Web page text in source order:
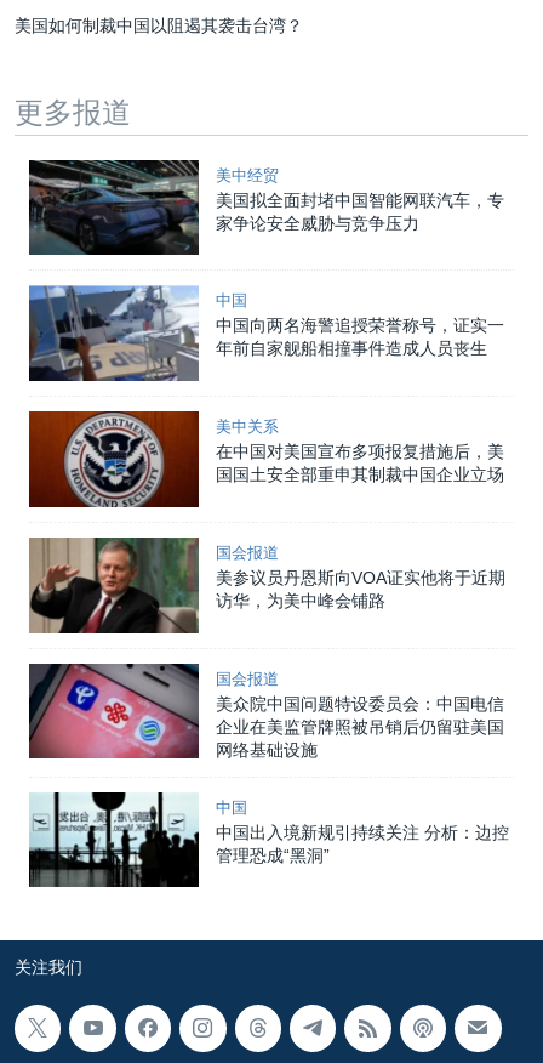
美国如何制裁中国以阻遏其袭击台湾？
更多报道
美中经贸
美国拟全面封堵中国智能网联汽车，专
家争论安全威胁与竞争压力
中国
中国向两名海警追授荣誉称号，证实一
年前自家舰船相撞事件造成人员丧生
美中关系
在中国对美国宣布多项报复措施后，美
国国土安全部重申其制裁中国企业立场
国会报道
美参议员丹恩斯向VOA证实他将于近期
访华，为美中峰会铺路
国会报道
美众院中国问题特设委员会：中国电信
企业在美监管牌照被吊销后仍留驻美国
网络基础设施
中国
中国出入境新规引持续关注 分析：边控
管理恐成“黑洞”
关注我们